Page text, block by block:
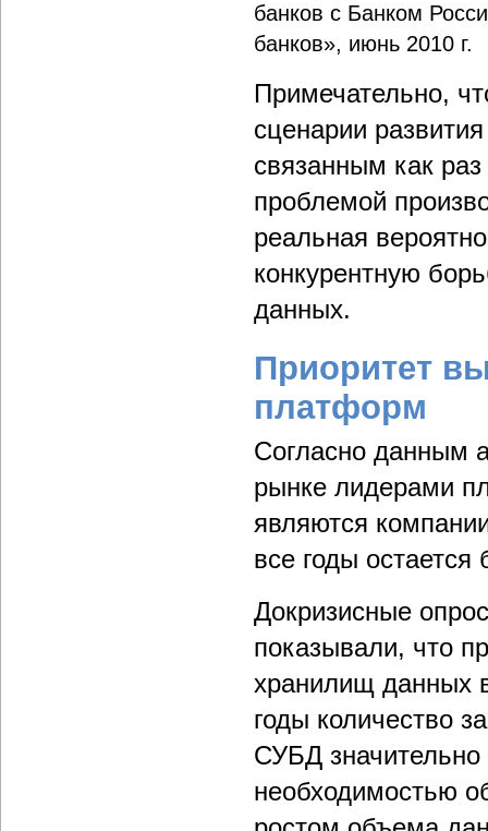
банков с Банком
банков», июнь 2010 г.
Примечательно,
сценарии
связанным как
проблемой
реальная
конкурентную
данных.
Приоритет
платформ
Согласно данным
рынке лидерами
являются
все годы
Докризисные
показывали, что
хранилищ данных
годы количество
СУБД значительно
необходимостью